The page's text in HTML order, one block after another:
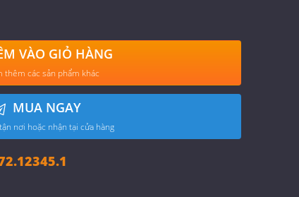
VÀO GIỎ HÀNG
thêm các sản phẩm khác
MUA NGAY
nơi hoặc nhận tại cửa hàng